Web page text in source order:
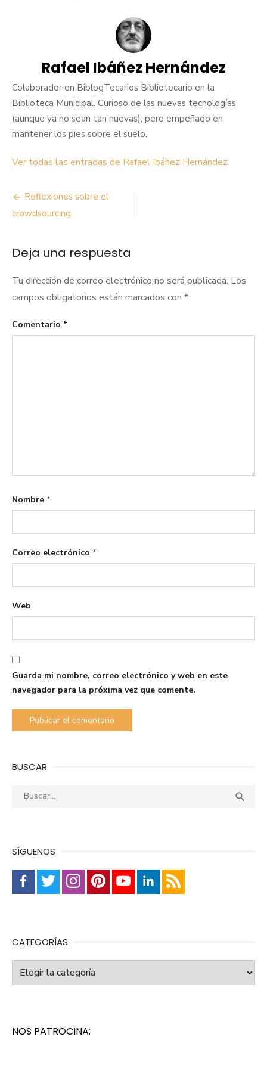
Rafael Ibáñez Hernández
Colaborador en BiblogTecarios Bibliotecario en la
Biblioteca Municipal. Curioso de las nuevas tecnologías
(aunque ya no sean tan nuevas), pero empeñado en
mantener los pies sobre el suelo.
Ver todas las entradas de Rafael Ibáñez Hernández
Navegación
de
Reflexiones sobre el
crowdsourcing
Deja una respuesta
Tu dirección de correo electrónico no será publicada. Los
campos obligatorios están marcados con *
Comentario *
Nombre *
Correo electrónico *
Web
Guarda mi nombre, correo electrónico y web en este
navegador para la próxima vez que comente.
BUSCAR
Buscar: 
SÍGUENOS
CATEGORÍAS
Categorías
NOS PATROCINA: